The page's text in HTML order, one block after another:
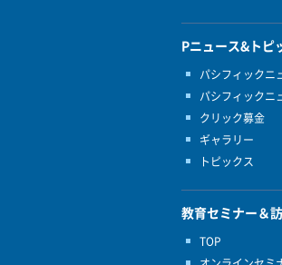
Pニュース&トピ
パシフィックニ
パシフィックニ
クリック募金
ギャラリー
トピックス
教育セミナー＆
TOP